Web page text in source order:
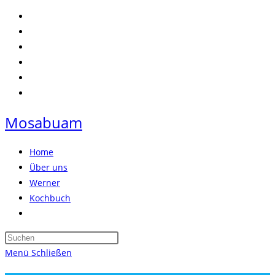
Zum
Inhalt
springen
Mosabuam
Home
Über uns
Werner
Kochbuch
umschalten
Press
Menü Schließen